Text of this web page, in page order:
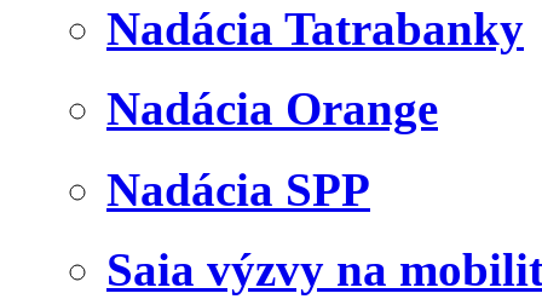
Nadácia Tatrabanky
Nadácia Orange
Nadácia SPP
Saia výzvy na